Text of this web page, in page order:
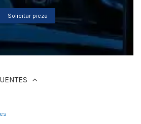
Solicitar pieza